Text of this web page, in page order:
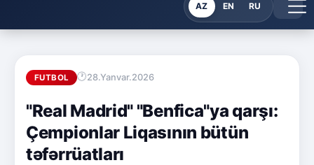
AZ EN RU
FUTBOL 28.Yanvar.2026
"Real Madrid" "Benfica"ya qarşı:
Çempionlar Liqasının bütün
təfərrüatları